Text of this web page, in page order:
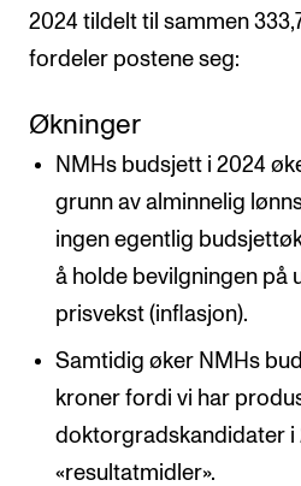
2024 tildelt til sammen
fordeler postene seg:
Økninger
NMHs budsjett i 2024
grunn av alminnelig
ingen egentlig
å holde bevilgningen på
prisvekst (inflasjon).
Samtidig øker NMHs
kroner fordi vi har
doktorgradskandidater i
«resultatmidler».